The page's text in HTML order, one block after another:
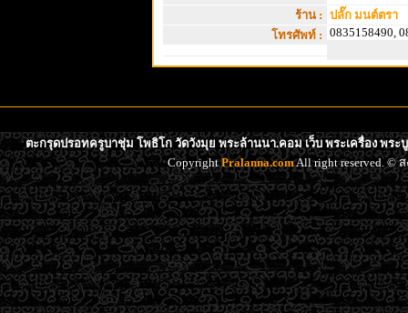
ร้าน : ปลั๊ก มนต์ตรา
โทรศัพท์ : 0835158490,
ตะกรุดปรอทครูบาชุ่ม โพธิโก วัดวังมุย พระล้านนา.คอม เว็บ พระเครื่อง พร
CopyrightPralanna.comAll right reserved. ©